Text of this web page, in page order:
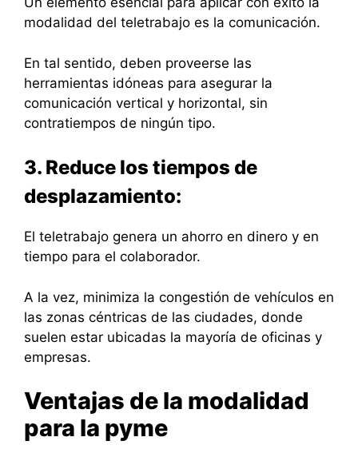
modalidad del teletrabajo es la comunicación.
En tal sentido, deben proveerse las
herramientas idóneas para asegurar la
comunicación vertical y horizontal, sin
contratiempos de ningún tipo.
3. Reduce los tiempos de
desplazamiento:
El teletrabajo genera un ahorro en dinero y en
tiempo para el colaborador.
A la vez, minimiza la congestión de vehículos en
las zonas céntricas de las ciudades, donde
suelen estar ubicadas la mayoría de oficinas y
empresas.
Ventajas de la modalidad
para la pyme